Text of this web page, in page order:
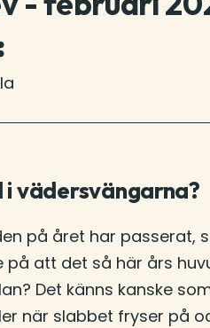
i vädersvängarna?
på året har passerat,
på att det så här års
Det känns kanske
när slabbet fryser på